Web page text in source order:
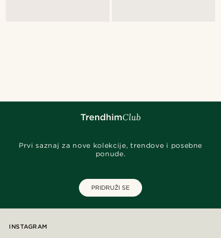
Prvi saznaj za nove kolekcije, trendove i posebne
ponude.
PRIDRUŽI SE
INSTAGRAM